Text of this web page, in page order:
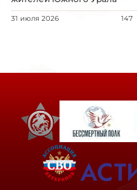
31 июля 2026 147